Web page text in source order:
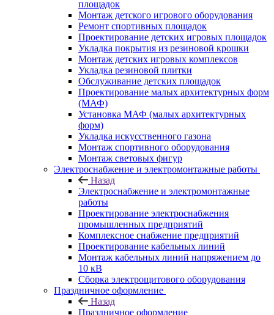
площадок
Монтаж детского игрового оборудования
Ремонт спортивных площадок
Проектирование детских игровых площадок
Укладка покрытия из резиновой крошки
Монтаж детских игровых комплексов
Укладка резиновой плитки
Обслуживание детских площадок
Проектирование малых архитектурных форм
(МАФ)
Установка МАФ (малых архитектурных
форм)
Укладка искусственного газона
Монтаж спортивного оборудования
Монтаж световых фигур
Электроснабжение и электромонтажные работы
Назад
Электроснабжение и электромонтажные
работы
Проектирование электроснабжения
промышленных предприятий
Комплексное снабжение предприятий
Проектирование кабельных линий
Монтаж кабельных линий напряжением до
10 кВ
Сборка электрощитового оборудования
Праздничное оформление
Назад
Праздничное оформление